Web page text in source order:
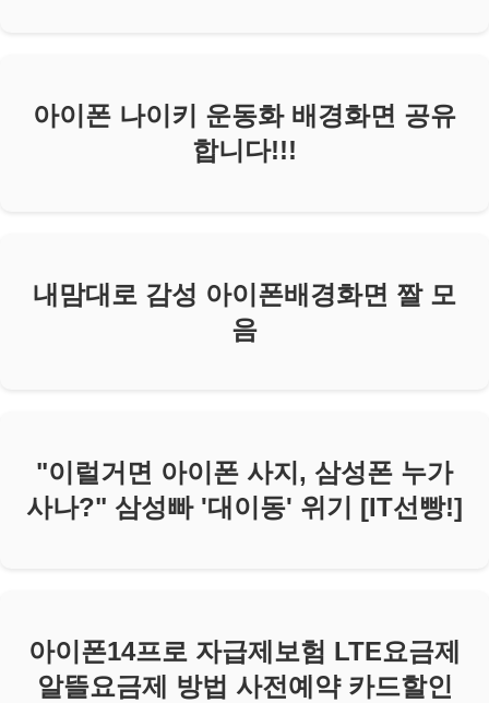
아이폰 나이키 운동화 배경화면 공유
합니다!!!
내맘대로 감성 아이폰배경화면 짤 모
음
"이럴거면 아이폰 사지, 삼성폰 누가
사나?" 삼성빠 '대이동' 위기 [IT선빵!]
아이폰14프로 자급제보험 LTE요금제
알뜰요금제 방법 사전예약 카드할인